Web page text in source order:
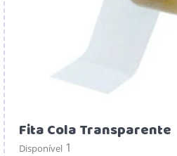
Fita Cola Transparente
Disponível 1